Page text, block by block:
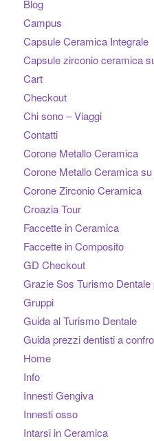
Blog
Campus
Capsule Ceramica Integrale
Capsule zirconio ceramica
Cart
Checkout
Chi sono – Viaggi
Contatti
Corone Metallo Ceramica
Corone Metallo Ceramica
Corone Zirconio Ceramica
Croazia Tour
Faccette in Ceramica
Faccette in Composito
GD Checkout
Grazie Sos Turismo Dentale
Gruppi
Guida al Turismo Dentale
Guida prezzi dentisti a
Home
Info
Innesti Gengiva
Innesti osso
Intarsi in Ceramica